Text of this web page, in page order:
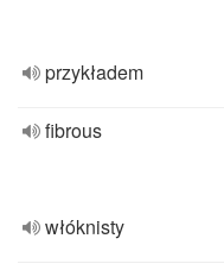
przykładem
fibrous
włóknisty